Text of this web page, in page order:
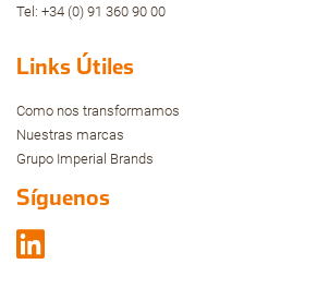
Tel: +34 (0) 91 360 90 00
Links Útiles
Como nos transformamos
Nuestras marcas
Grupo Imperial Brands
Síguenos